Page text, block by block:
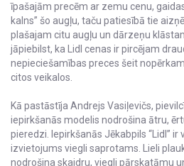
īpašajām precēm ar zemu cenu,
kalns” šo augļu, taču patiesībā tie
plašajam citu augļu un dārzeņu
jāpiebilst, ka Lidl cenas ir pircējam
nepieciešamības preces šeit
citos veikalos.
Kā pastāstīja Andrejs Vasiļevičs,
iepirkšanās modelis nodrošina ātru,
pieredzi. Iepirkšanās Jēkabpils “Lidl” ir
izvietojums viegli saprotams. Lieli
nodrošina skaidru, viegli pārskatāmu